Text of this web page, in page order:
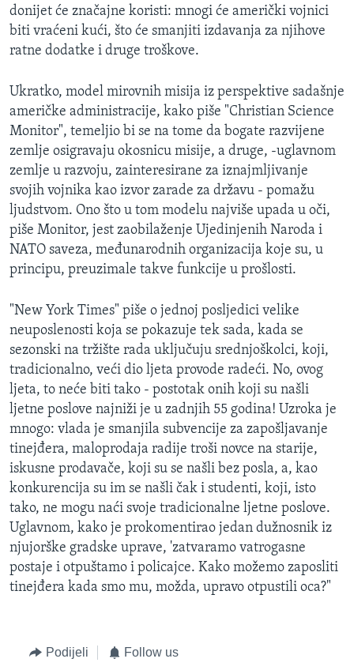
donijet će značajne koristi: mnogi će američki vojnici
biti vraćeni kući, što će smanjiti izdavanja za njihove
ratne dodatke i druge troškove.
Ukratko, model mirovnih misija iz perspektive sadašnje
američke administracije, kako piše "Christian Science
Monitor", temeljio bi se na tome da bogate razvijene
zemlje osigravaju okosnicu misije, a druge, -uglavnom
zemlje u razvoju, zainteresirane za iznajmljivanje
svojih vojnika kao izvor zarade za državu - pomažu
ljudstvom. Ono što u tom modelu najviše upada u oči,
piše Monitor, jest zaobilaženje Ujedinjenih Naroda i
NATO saveza, međunarodnih organizacija koje su, u
principu, preuzimale takve funkcije u prošlosti.
"New York Times" piše o jednoj posljedici velike
neuposlenosti koja se pokazuje tek sada, kada se
sezonski na tržište rada uključuju srednjoškolci, koji,
tradicionalno, veći dio ljeta provode radeći. No, ovog
ljeta, to neće biti tako - postotak onih koji su našli
ljetne poslove najniži je u zadnjih 55 godina! Uzroka je
mnogo: vlada je smanjila subvencije za zapošljavanje
tinejđera, maloprodaja radije troši novce na starije,
iskusne prodavače, koji su se našli bez posla, a, kao
konkurencija su im se našli čak i studenti, koji, isto
tako, ne mogu naći svoje tradicionalne ljetne poslove.
Uglavnom, kako je prokomentirao jedan dužnosnik iz
njujorške gradske uprave, 'zatvaramo vatrogasne
postaje i otpuštamo i policajce. Kako možemo zaposliti
tinejđera kada smo mu, možda, upravo otpustili oca?"
Podijeli Follow us